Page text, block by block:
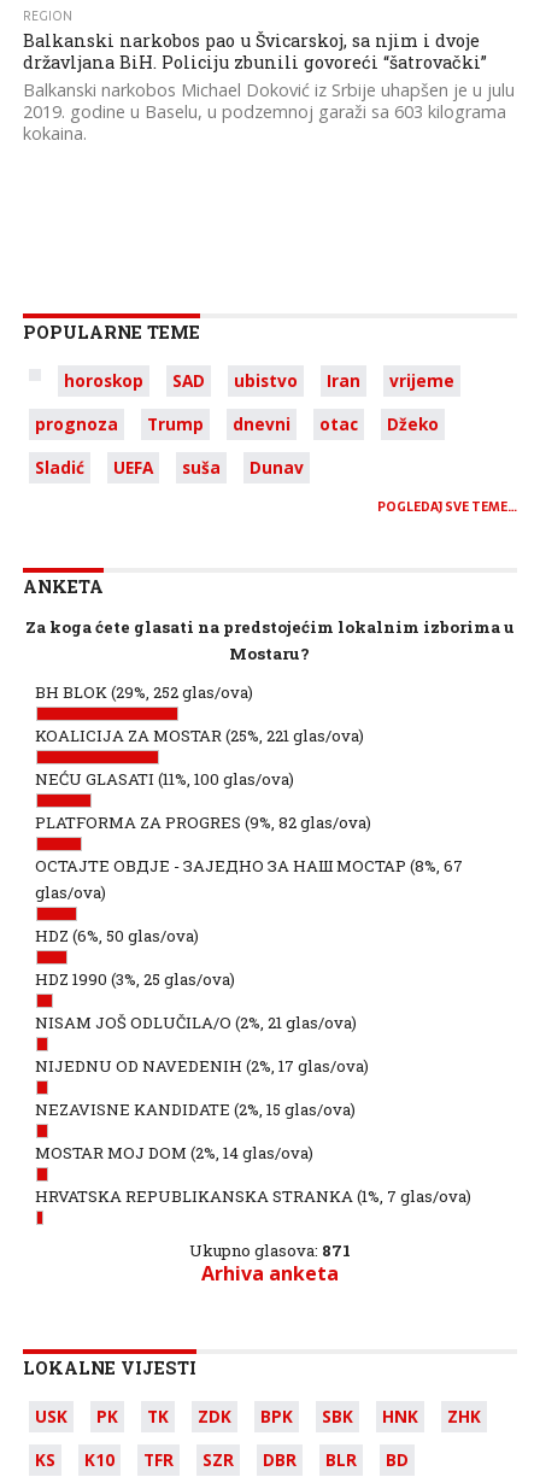
REGION
Balkanski narkobos pao u Švicarskoj, sa njim i dvoje
državljana BiH. Policiju zbunili govoreći “šatrovački”
Balkanski narkobos Michael Doković iz Srbije uhapšen je u julu
2019. godine u Baselu, u podzemnoj garaži sa 603 kilograma
kokaina.
POPULARNE TEME
horoskop SAD ubistvo Iran
vrijeme
prognoza
Trump dnevni otac
Džeko
Sladić
UEFA suša Dunav
POGLEDAJ SVE TEME…
ANKETA
Za koga ćete glasati na predstojećim lokalnim izborima u
Mostaru?
BH BLOK(29%, 252 glas/ova)
KOALICIJA ZA MOSTAR(25%, 221 glas/ova)
NEĆU GLASATI (11%, 100 glas/ova)
PLATFORMA ZA PROGRES (9%, 82 glas/ova)
ОСТАЈТЕ ОВДЈЕ - ЗАЈЕДНО ЗА НАШ МОСТАР (8%, 67
glas/ova)
HDZ (6%, 50 glas/ova)
HDZ 1990 (3%, 25 glas/ova)
NISAM JOŠ ODLUČILA/O (2%, 21 glas/ova)
NIJEDNU OD NAVEDENIH (2%, 17 glas/ova)
NEZAVISNE KANDIDATE (2%, 15 glas/ova)
MOSTAR MOJ DOM (2%, 14 glas/ova)
HRVATSKA REPUBLIKANSKA STRANKA(1%, 7 glas/ova)
Ukupno glasova: 871
Arhiva anketa
LOKALNE VIJESTI
USK PK TK ZDK BPK SBK HNK
ZHK
KS
K10 TFR SZR DBR BLR BD